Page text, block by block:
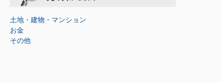
土地・建物・マンション
お金
その他